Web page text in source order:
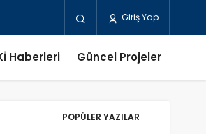
Giriş Yap
Haberleri Güncel Projeler
POPÜLER YAZILAR